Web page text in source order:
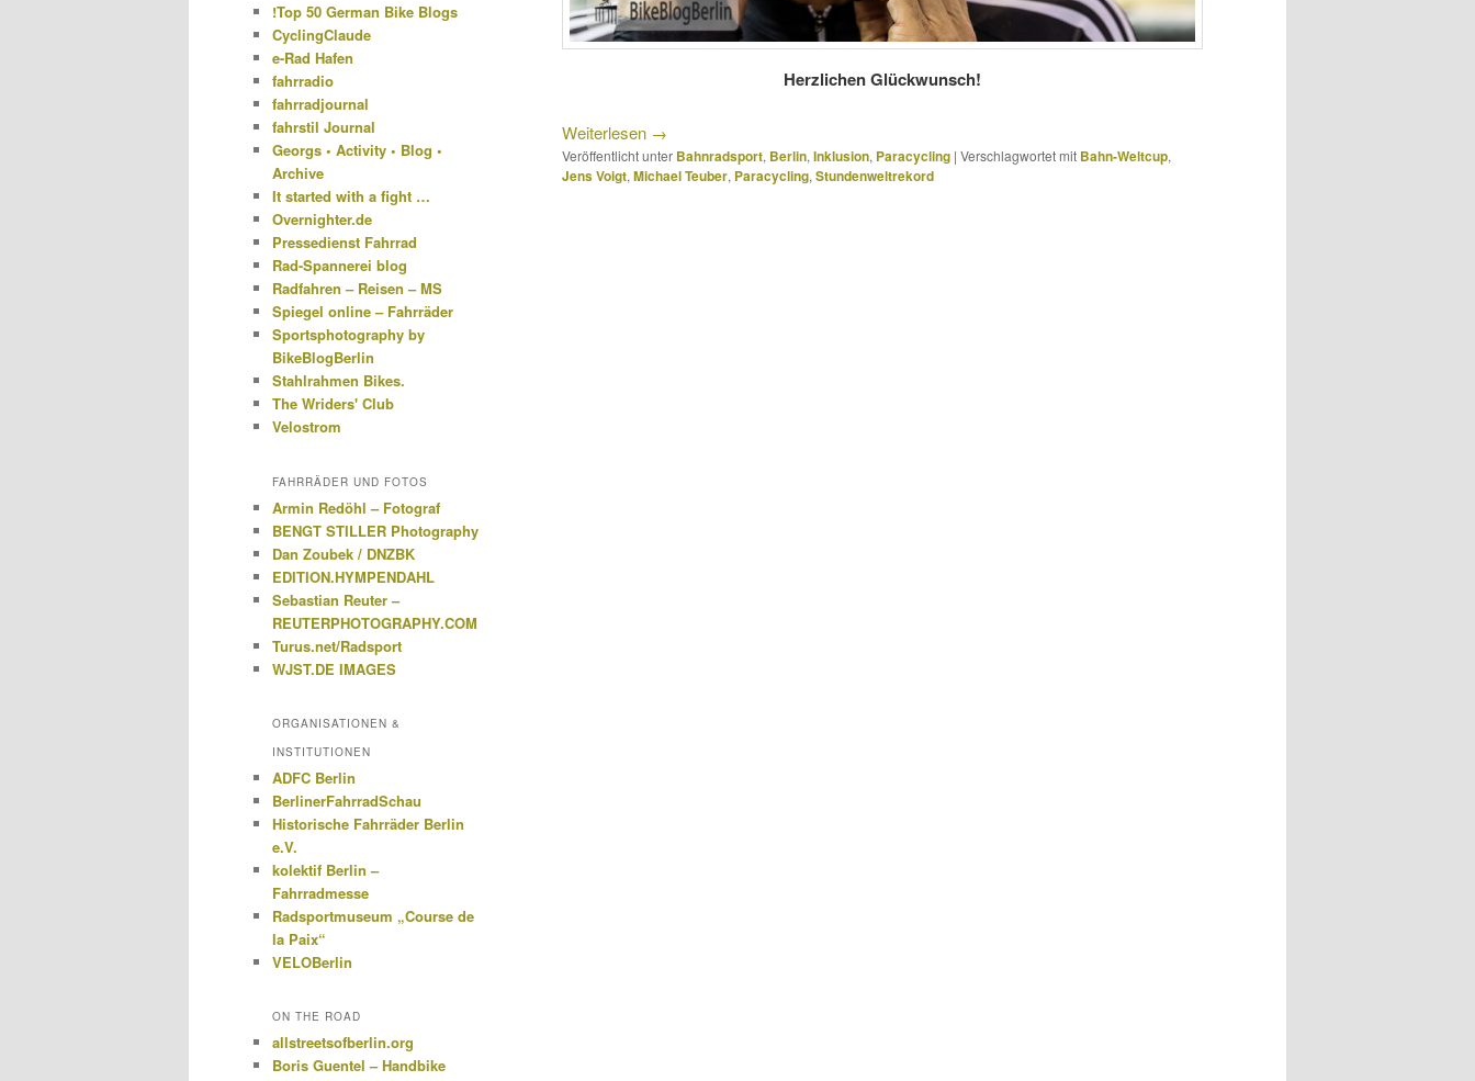
Herzlichen Glückwunsch!
Weiterlesen →
Veröffentlicht unter Bahnradsport, Berlin, Inklusion, Paracycling | Verschlagwortet mit Bahn-Weltcup,
Jens Voigt, Michael Teuber, Paracycling, Stundenweltrekord
!Top 50 German Bike Blogs
CyclingClaude
e-Rad Hafen
fahrradio
fahrradjournal
fahrstil Journal
Georgs • Activity • Blog •
Archive
It started with a fight …
Overnighter.de
Pressedienst Fahrrad
Rad-Spannerei blog
Radfahren – Reisen – MS
Spiegel online – Fahrräder
Sportsphotography by
BikeBlogBerlin
Stahlrahmen Bikes.
The Wriders' Club
Velostrom
FAHRRÄDER UND FOTOS
Armin Redöhl – Fotograf
BENGT STILLER Photography
Dan Zoubek / DNZBK
EDITION.HYMPENDAHL
Sebastian Reuter –
REUTERPHOTOGRAPHY.COM
Turus.net/Radsport
WJST.DE IMAGES
ORGANISATIONEN &
INSTITUTIONEN
ADFC Berlin
BerlinerFahrradSchau
Historische Fahrräder Berlin
e.V.
kolektif Berlin –
Fahrradmesse
Radsportmuseum „Course de
la Paix“
VELOBerlin
ON THE ROAD
allstreetsofberlin.org
Boris Guentel – Handbike